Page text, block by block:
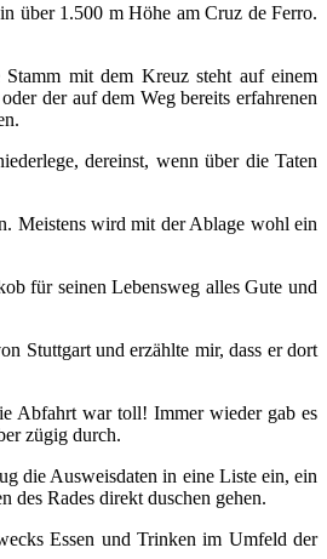
über 1.500 m Höhe am Cruz de Ferro.
mit dem Kreuz steht auf einem
der auf dem Weg bereits erfahrenen
dereinst, wenn über die Taten
Meistens wird mit der Ablage wohl ein
für seinen Lebensweg alles Gute und
Stuttgart und erzählte mir, dass er dort
Abfahrt war toll! Immer wieder gab es
zügig durch.
die Ausweisdaten in eine Liste ein, ein
des Rades direkt duschen gehen.
Essen und Trinken im Umfeld der